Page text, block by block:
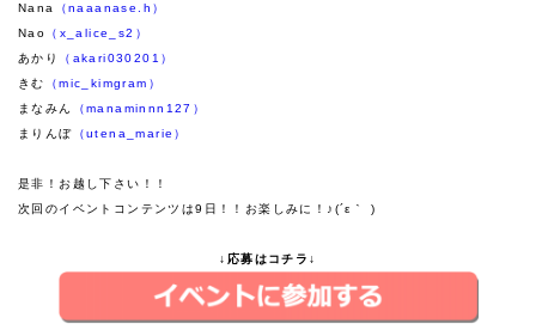
Nana
（naaanase.h）
Nao
（x_alice_s2）
あかり
（akari030201）
きむ
（mic_kimgram）
まなみん
（manaminnn127）
まりんぼ （utena_marie）
是非！お越し下さい！！
次回のイベントコンテンツは9日！！ お楽しみに！♪(´ε｀ )
↓応募はコチラ↓